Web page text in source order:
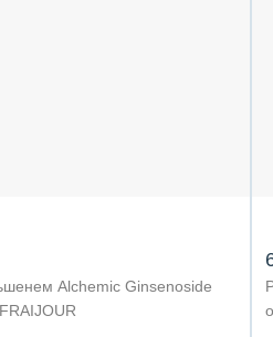
Alchemic Ginsenoside